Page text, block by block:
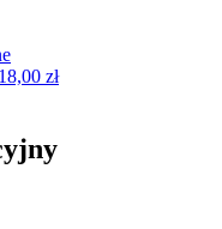
18,00 zł